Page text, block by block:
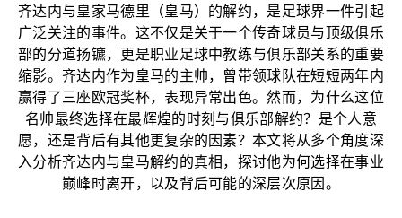
齐达内与皇家马德里（皇马）的解约，是足球界一件引起
广泛关注的事件。这不仅是关于一个传奇球员与顶级俱乐
部的分道扬镳，更是职业足球中教练与俱乐部关系的重要
缩影。齐达内作为皇马的主帅，曾带领球队在短短两年内
赢得了三座欧冠奖杯，表现异常出色。然而，为什么这位
名帅最终选择在最辉煌的时刻与俱乐部解约？是个人意
愿，还是背后有其他更复杂的因素？本文将从多个角度深
入分析齐达内与皇马解约的真相，探讨他为何选择在事业
巅峰时离开，以及背后可能的深层次原因。